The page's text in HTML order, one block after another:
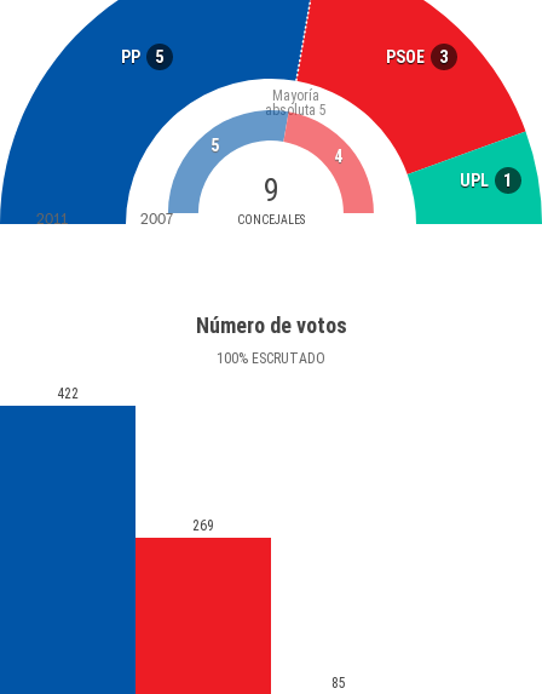
PP 5 PSOE 3
UPL 1
9
CONCEJALES
Mayoría
absoluta 5
5
4
2011 2007
Número de votos
100% ESCRUTADO
422
269
85